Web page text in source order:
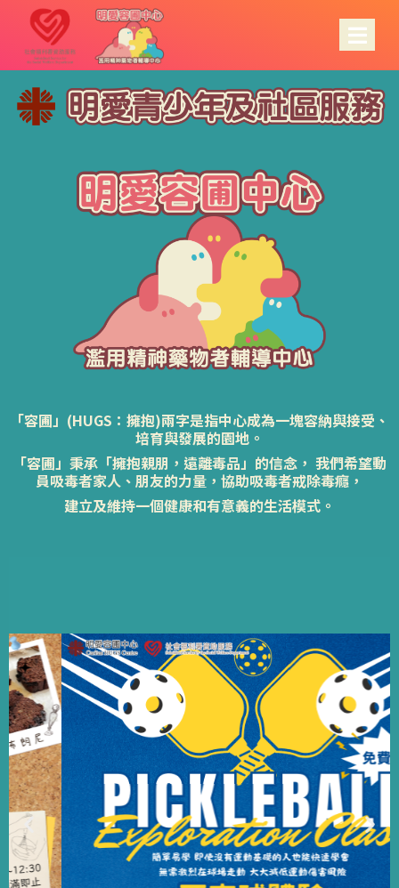
「容圃」(HUGS：擁抱)兩字是指中心成為一塊容納與接受、
培育與發展的園地。
「容圃」秉承「擁抱親朋，遠離毒品」的信念， 我們希望動
員吸毒者家人、朋友的力量，協助吸毒者戒除毒癮，
建立及維持一個健康和有意義的生活模式。